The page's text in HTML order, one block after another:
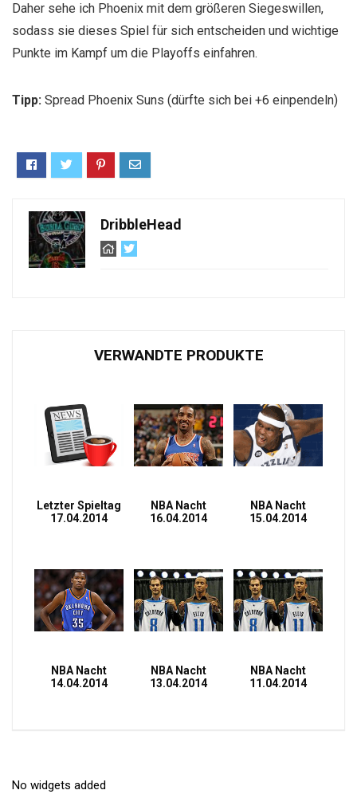
Daher sehe ich Phoenix mit dem größeren Siegeswillen,
sodass sie dieses Spiel für sich entscheiden und wichtige
Punkte im Kampf um die Playoffs einfahren.
Tipp: Spread Phoenix Suns (dürfte sich bei +6 einpendeln)
DribbleHead
VERWANDTE PRODUKTE
Letzter Spieltag
17.04.2014
NBA Nacht
16.04.2014
NBA Nacht
15.04.2014
NBA Nacht
14.04.2014
NBA Nacht
13.04.2014
NBA Nacht
11.04.2014
No widgets added